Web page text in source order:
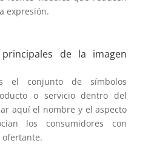
expresión.
de la imagen
el conjunto de símbolos
o servicio dentro del
aquí el nombre y el aspecto
los consumidores con
ofertante.